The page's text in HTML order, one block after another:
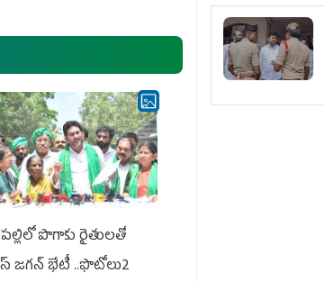
ఎంపీల స‌మావేశం
పొగాకు రైతులతో
జగన్ భేటీ ..ఫొటోలు2